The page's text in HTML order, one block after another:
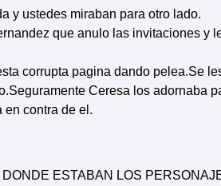
y ustedes miraban para otro lado.
que anulo las invitaciones y
corrupta pagina dando pelea.Se
Ceresa los adornaba
en contra de el.
DONDE ESTABAN LOS